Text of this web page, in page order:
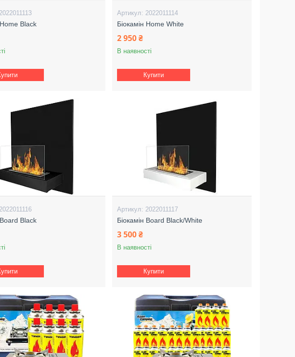
Black
2022011114
Біокамін Home White
2 950 ₴
В наявності
Купити
Black
2022011117
Біокамін Board Black/White
3 500 ₴
В наявності
Купити